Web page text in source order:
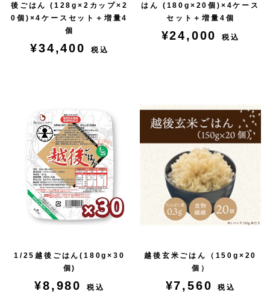
後ごはん (128g×2カップ×2
0個)×4ケースセット＋増量4
個
¥34,400 税込
はん (180g×20個)×4ケース
セット＋増量4個
¥24,000税込
1/25越後ごはん(180g×30
個)
¥8,980 税込
越後玄米ごはん（150g×20
個）
¥7,560税込